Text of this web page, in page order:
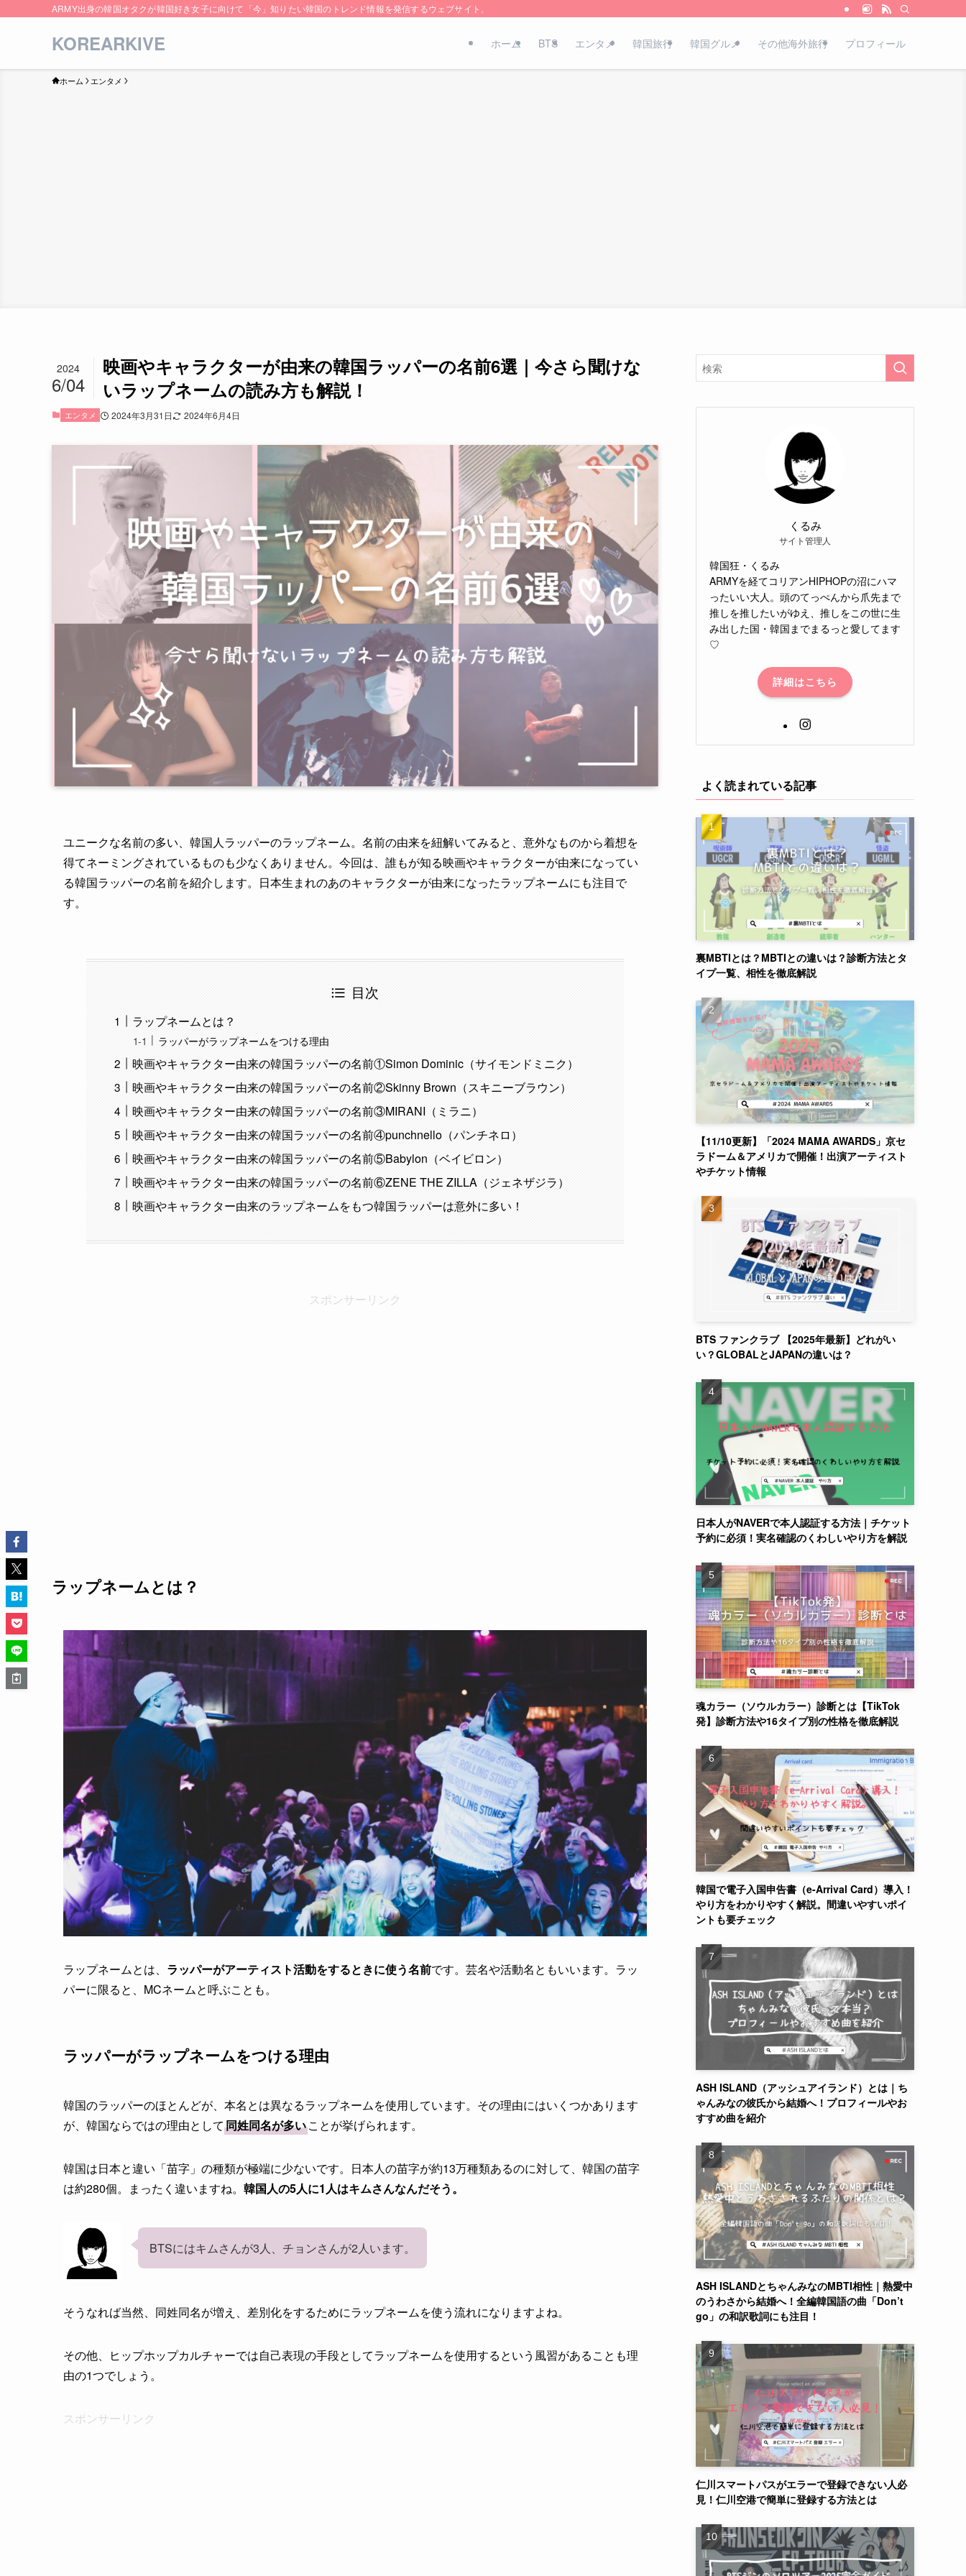
ARMY出身の韓国オタクが韓国好き女子に向けて「今」知りたい韓国のトレンド情報を発信するウェブサイト。
KOREARKIVE ホーム BTS エンタメ 韓国旅行 韓国グルメ その他海外旅行 プロフィール
ホーム エンタメ
映画やキャラクターが由来の韓国ラッパーの名前6選｜今さら聞けな
いラップネームの読み方も解説！
2024
6/04
エンタメ 2024年3月31日 2024年6月4日
ユニークな名前の多い、韓国人ラッパーのラップネーム。名前の由来を紐解いてみると、意外なものから着想を
得てネーミングされているものも少なくありません。今回は、誰もが知る映画やキャラクターが由来になってい
る韓国ラッパーの名前を紹介します。日本生まれのあのキャラクターが由来になったラップネームにも注目で
す。
目次
ラップネームとは？
ラッパーがラップネームをつける理由
映画やキャラクター由来の韓国ラッパーの名前①Simon Dominic（サイモンドミニク）
映画やキャラクター由来の韓国ラッパーの名前②Skinny Brown（スキニーブラウン）
映画やキャラクター由来の韓国ラッパーの名前③MIRANI（ミラニ）
映画やキャラクター由来の韓国ラッパーの名前④punchnello（パンチネロ）
映画やキャラクター由来の韓国ラッパーの名前⑤Babylon（ベイビロン）
映画やキャラクター由来の韓国ラッパーの名前⑥ZENE THE ZILLA（ジェネザジラ）
映画やキャラクター由来のラップネームをもつ韓国ラッパーは意外に多い！
スポンサーリンク
ラップネームとは？
ラップネームとは、 ラッパーがアーティスト活動をするときに使う名前です。芸名や活動名ともいいます。ラッ
パーに限ると、MCネームと呼ぶことも。
ラッパーがラップネームをつける理由
韓国のラッパーのほとんどが、本名とは異なるラップネームを使用しています。その理由にはいくつかあります
が、韓国ならではの理由として同姓同名が多いことが挙げられます。
韓国は日本と違い「苗字」の種類が極端に少ないです。日本人の苗字が約13万種類あるのに対して、韓国の苗字
は約280個。まったく違いますね。 韓国人の5人に1人はキムさんなんだそう。
BTSにはキムさんが3人、チョンさんが2人います。
そうなれば当然、同姓同名が増え、差別化をするためにラップネームを使う流れになりますよね。
その他、ヒップホップカルチャーでは自己表現の手段としてラップネームを使用するという風習があることも理
由の1つでしょう。
スポンサーリンク
くるみ
サイト管理人
韓国狂・くるみ
ARMYを経てコリアンHIPHOPの沼にハマ
ったいい大人。頭のてっぺんから爪先まで
推しを推したいがゆえ、推しをこの世に生
み出した国・韓国までまるっと愛してます
♡
詳細はこちら
よく読まれている記事
裏MBTIとは？MBTIとの違いは？診断方法とタ
イプ一覧、相性を徹底解説
【11/10更新】「2024 MAMA AWARDS」京セ
ラドーム＆アメリカで開催！出演アーティスト
やチケット情報
BTS ファンクラブ 【2025年最新】どれがい
い？GLOBALとJAPANの違いは？
日本人がNAVERで本人認証する方法｜チケット
予約に必須！実名確認のくわしいやり方を解説
魂カラー（ソウルカラー）診断とは【TikTok
発】診断方法や16タイプ別の性格を徹底解説
韓国で電子入国申告書（e-Arrival Card）導入！
やり方をわかりやすく解説。間違いやすいポイ
ントも要チェック
ASH ISLAND（アッシュアイランド）とは｜ち
ゃんみなの彼氏から結婚へ！プロフィールやお
すすめ曲を紹介
ASH ISLANDとちゃんみなのMBTI相性｜熱愛中
のうわさから結婚へ！全編韓国語の曲「Don’t
go」の和訳歌詞にも注目！
仁川スマートパスがエラーで登録できない人必
見！仁川空港で簡単に登録する方法とは